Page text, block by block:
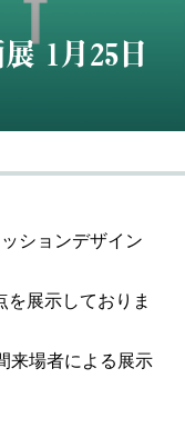
1月25日
ションデザイン
展示しておりま
来場者による展示